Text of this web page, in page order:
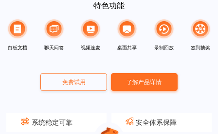
特色功能
白板文档 聊天问答 视频连麦 桌面共享 录制回放 签到抽奖
免费试用 了解产品详情
系统稳定可靠 安全体系保障